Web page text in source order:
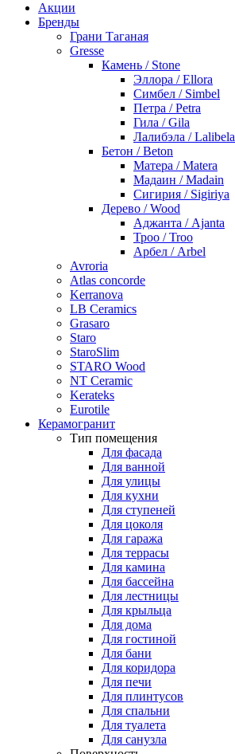
Акции
Бренды
Грани Таганая
Gresse
Камень / Stone
Эллора / Ellora
Симбел / Simbel
Петра / Petra
Гила / Gila
Лалибэла / Lalibela
Бетон / Beton
Матера / Matera
Мадаин / Madain
Сигирия / Sigiriya
Дерево / Wood
Аджанта / Ajanta
Троо / Troo
Арбел / Arbel
Avroria
Atlas concorde
Kerranova
LB Ceramics
Grasaro
Staro
StaroSlim
STARO Wood
NT Ceramic
Kerateks
Eurotile
Керамогранит
Тип помещения
Для фасада
Для ванной
Для улицы
Для кухни
Для ступеней
Для цоколя
Для гаража
Для террасы
Для камина
Для бассейна
Для лестницы
Для крыльца
Для дома
Для гостиной
Для бани
Для коридора
Для печи
Для плинтусов
Для спальни
Для туалета
Для санузла